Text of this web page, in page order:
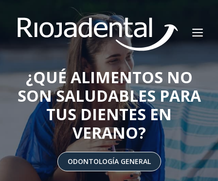
contenido
¿QUÉ ALIMENTOS NO
SON SALUDABLES PARA
TUS DIENTES EN
VERANO?
ODONTOLOGÍA GENERAL